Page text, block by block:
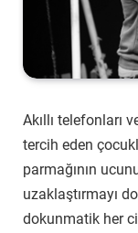
Akıllı telefonları
tercih eden
parmağının
uzaklaştırmayı
dokunmatik her